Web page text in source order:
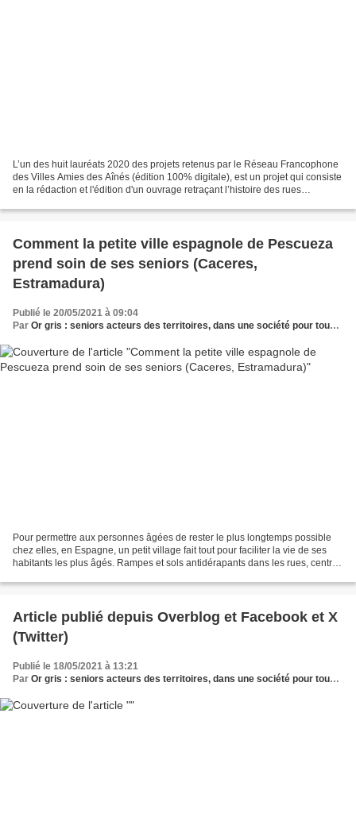
L’un des huit lauréats 2020 des projets retenus par le Réseau Francophone
des Villes Amies des Aînés (édition 100% digitale), est un projet qui consiste
en la rédaction et l'édition d'un ouvrage retraçant l’histoire des rues
Comment la petite ville espagnole de Pescueza
prend soin de ses seniors (Caceres,
Estramadura)
Publié le 20/05/2021 à 09:04
Par Or gris : seniors acteurs des territoires, dans une société pour tous les âges
Pour permettre aux personnes âgées de rester le plus longtemps possible
chez elles, en Espagne, un petit village fait tout pour faciliter la vie de ses
habitants les plus âgés. Rampes et sols antidérapants dans les rues, centres
Article publié depuis Overblog et Facebook et X
(Twitter)
Publié le 18/05/2021 à 13:21
Par Or gris : seniors acteurs des territoires, dans une société pour tous les âges